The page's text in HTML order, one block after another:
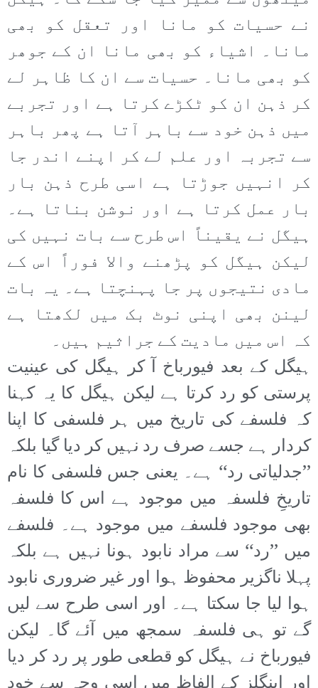
نے حسیات کو مانا اور تعقل کو بھی
مانا۔ اشیاء کو بھی مانا ان کے جوھر
کو بھی مانا۔ حسیات سے ان کا ظاہر لے
کر ذہن ان کو ٹکڑے کرتا ہے اور تجربے
میں ذہن خود سے باہر آتا ہے پھر باہر
سے تجربہ اور علم لے کر اپنے اندر جا
کر انہیں جوڑتا ہے اسی طرح ذہن بار
بار عمل کرتا ہے اور نوشن بناتا ہے۔
ہیگل نے یقیناً اس طرح سے بات نہیں کی
لیکن ہیگل کو پڑھنے والا فوراً اس کے
مادی نتیجوں پر جا پہنچتا ہے۔ یہ بات
لینن بھی اپنی نوٹ بک میں لکھتا ہے
کہ اس میں مادیت کے جراثیم ہیں۔
ہیگل کے بعد فیورباخ آ کر ہیگل کی عینیت
پرستی کو رد کرتا ہے لیکن ہیگل کا یہ کہنا
کہ فلسفے کی تاریخ میں ہر فلسفی کا اپنا
کردار ہے جسے صرف رد نہیں کر دیا گیا بلکہ
’’جدلیاتی رد‘‘ ہے۔ یعنی جس فلسفی کا نام
تاریخِ فلسفہ میں موجود ہے اس کا فلسفہ
بھی موجود فلسفے میں موجود ہے۔ فلسفے
میں ’’رد‘‘ سے مراد نابود ہونا نہیں ہے بلکہ
پہلا ناگزیر محفوظ ہوا اور غیر ضروری نابود
ہوا لیا جا سکتا ہے۔ اور اسی طرح سے لیں
گے تو ہی فلسفہ سمجھ میں آئے گا۔ لیکن
فیورباخ نے ہیگل کو قطعی طور پر رد کر دیا